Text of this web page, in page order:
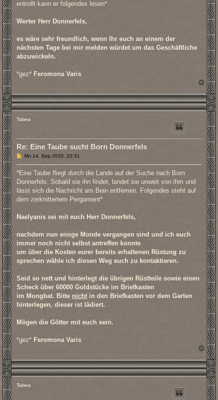
entrollt kann er folgendes lesen*
Werter Herr Donnerfels,
es wäre sehr freundlich, wenn Ihr euch an einem der
nächsten Tage bei mir melden würdet um das Geschäftliche
abzuwickeln.
*gez* Feromona Varis
N
a
c
h
o
b
e
n
Tabea
Re: Eine Taube sucht Born Donnerfels
B
t
a
g
Mo 14. Sep 2020, 22:31
*Eine Taube fliegt durch die Lande auf der Suche nach Born
Donnerfels. Sobald sie ihn findet, landet sie unweit von ihm und
lässt sich die Nachricht am Bein entfernen. Folgendes steht auf
dem zerknittertem Pergament*
Naelyanis sei mit euch Herr Donnerfels,
nachdem nun einige Monde vergangen sind und ich euch
immer noch nicht selbst antreffen konnte
um über die Kosten eurer bereits erhaltenen Rüstung zu
sprechen wähle ich diesen Weg euch zu kontaktieren.
Seid so nett und hinterlegt die übrigen Rüstteile sowie einen
Scheck über 60000 Goldstücke im Briefkasten
im Mongbat. Bitte nicht in den Briefkasten vor dem Garten
hinterlegen, dieser ist lädiert.
Mögen die Götter mit euch sein.
*gez* Feromona Varis
N
a
c
h
o
b
e
n
Tabea